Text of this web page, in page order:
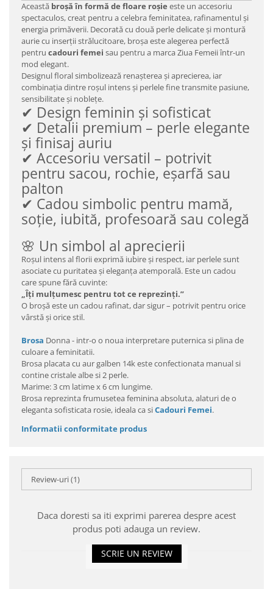
Această broșă în formă de floare roșie este un accesoriu
spectaculos, creat pentru a celebra feminitatea, rafinamentul și
energia primăverii. Decorată cu două perle delicate și montură
aurie cu inserții strălucitoare, broșa este alegerea perfectă
pentru cadouri femei sau pentru a marca Ziua Femeii într-un
mod elegant.
Designul floral simbolizează renașterea și aprecierea, iar
combinația dintre roșul intens și perlele fine transmite pasiune,
sensibilitate și noblețe.
✔ Design feminin și sofisticat
✔ Detalii premium – perle elegante
și finisaj auriu
✔ Accesoriu versatil – potrivit
pentru sacou, rochie, eșarfă sau
palton
✔ Cadou simbolic pentru mamă,
soție, iubită, profesoară sau colegă
🌸 Un simbol al aprecierii
Roșul intens al florii exprimă iubire și respect, iar perlele sunt
asociate cu puritatea și eleganța atemporală. Este un cadou
care spune fără cuvinte:
„Îți mulțumesc pentru tot ce reprezinți.”
O broșă este un cadou rafinat, dar sigur – potrivit pentru orice
vârstă și orice stil.
Brosa Donna - intr-o o noua interpretare puternica si plina de
culoare a feminitatii.
Brosa placata cu aur galben 14k este confectionata manual si
contine cristale albe si 2 perle.
Marime: 3 cm latime x 6 cm lungime.
Brosa reprezinta frumusetea feminina absoluta, alaturi de o
eleganta sofisticata rosie, ideala ca siCadouri Femei.
Informatii conformitate produs
Review-uri(1)
Daca doresti sa iti exprimi parerea despre acest
produs poti adauga un review.
SCRIE UN REVIEW